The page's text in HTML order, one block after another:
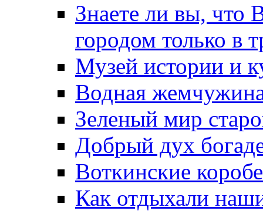
Знаете ли вы, что
городом только в
Музей истории и
Водная
Зеленый мир
Добрый дух
Воткинские
Как отдыхали